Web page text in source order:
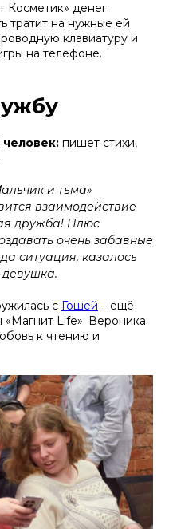
Косметик» денег
тратит на нужные ей
клавиатуру и
на телефоне.
пишет стихи,
и тьма»
взаимодействие
дружба! Плюс
очень забавные
ситуация, казалось
девушка.
с Гошей – ещё
Life». Вероника
к чтению и